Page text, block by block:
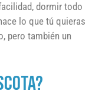
dormir todo
lo que tú quieras
pero también un